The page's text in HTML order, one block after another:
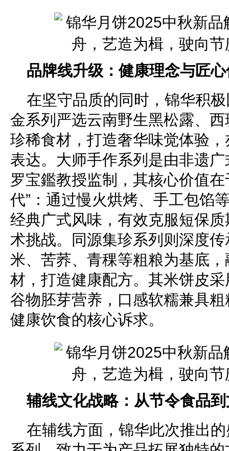
品牌线升级：健康理念与匠
在坚守品质的同时，锦华积
金系列严选云南野生黑松露、
珍稀食材，打造奢华味觉体验
表达。大师手作系列是由非遗
罗宝鑑教授监制，其核心价值在
代”：通过慢火烘烤、手工包馅
经典广式风味，有效克服短保
术挑战。同源集珍系列则深度
米、苦荞、青稞等粗粮为基底
材，打造健康配方。其米饼皮
谷物胚芽营养，口感软糯兼具
健康饮食的核心诉求。
辅线文化战略：从节令食品
在辅线方面，锦华此次推出